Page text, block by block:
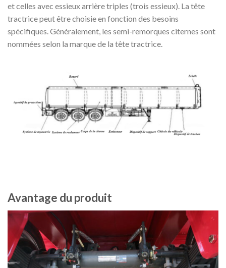
et celles avec essieux arrière triples (trois essieux). La tête
tractrice peut être choisie en fonction des besoins
spécifiques. Généralement, les semi-remorques citernes sont
nommées selon la marque de la tête tractrice.
Avantage du produit